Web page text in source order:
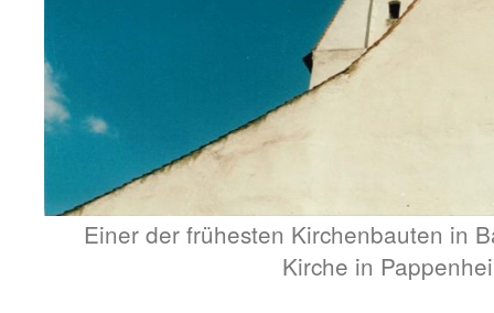
Einer der frühesten Kirchenbauten in
Kirche in